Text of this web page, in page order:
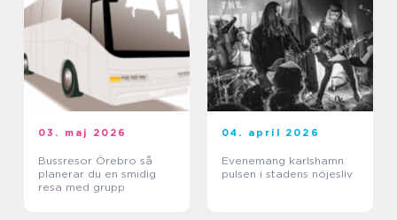
03. maj 2026
Bussresor Örebro så
planerar du en smidig
resa med grupp
04. april 2026
Evenemang karlshamn
pulsen i stadens nöjesliv